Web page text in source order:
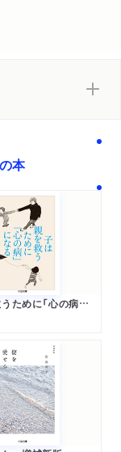
本
子は親を救うために「心の病」になる